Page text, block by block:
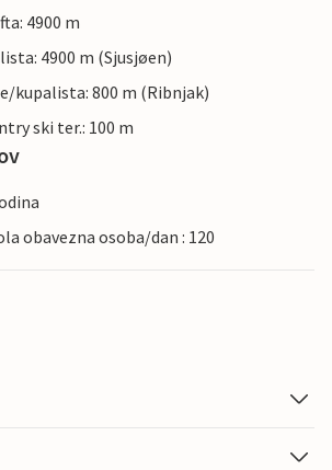
4900 m
4900 m (Sjusjøen)
kupalista: 800 m (Ribnjak)
ski ter.: 100 m
obavezna osoba/dan : 120